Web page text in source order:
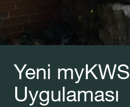
Yeni myKWS
Uygulaması